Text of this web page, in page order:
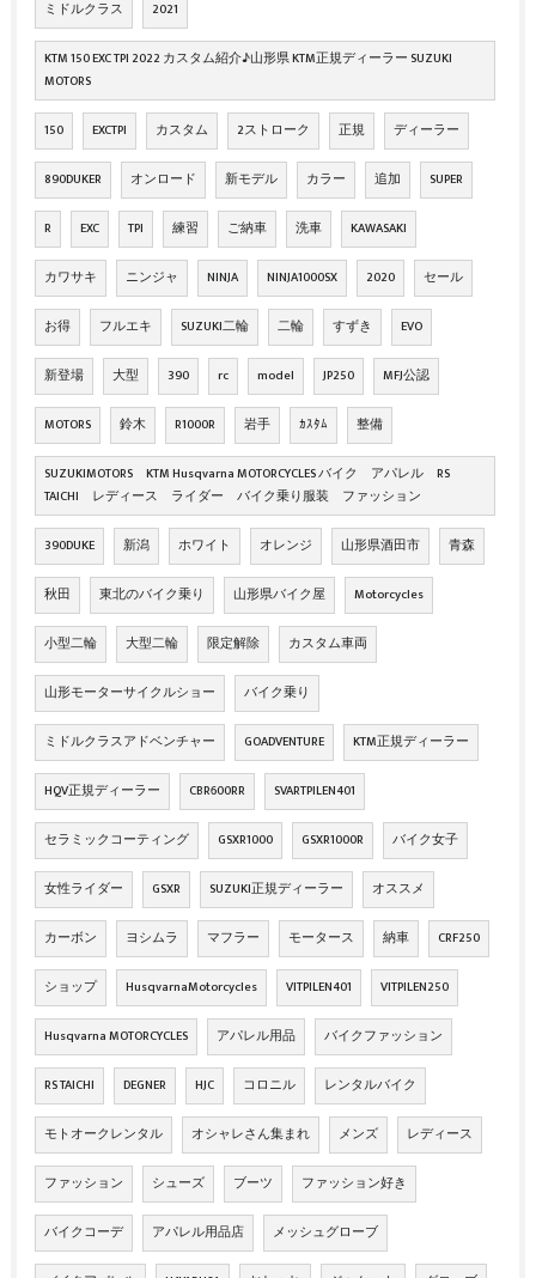
ミドルクラス 2021
KTM 150 EXC TPI 2022 カスタム紹介♪山形県 KTM正規ディーラー SUZUKI
MOTORS
150 EXCTPI カスタム 2ストローク 正規 ディーラー
890DUKER オンロード 新モデル カラー 追加 SUPER
R EXC TPI 練習 ご納車 洗車 KAWASAKI
カワサキ ニンジャ NINJA NINJA1000SX 2020 セール
お得 フルエキ SUZUKI二輪 二輪 すずき EVO
新登場 大型 390 rc model JP250 MFJ公認
MOTORS 鈴木 R1000R 岩手 ｶｽﾀﾑ 整備
SUZUKIMOTORS KTM Husqvarna MOTORCYCLES バイク アパレル RS
TAICHI レディース ライダー バイク乗り服装 ファッション
390DUKE 新潟 ホワイト オレンジ 山形県酒田市 青森
秋田 東北のバイク乗り 山形県バイク屋 Motorcycles
小型二輪 大型二輪 限定解除 カスタム車両
山形モーターサイクルショー バイク乗り
ミドルクラスアドベンチャー GOADVENTURE KTM正規ディーラー
HQV正規ディーラー CBR600RR SVARTPILEN401
セラミックコーティング GSXR1000 GSXR1000R バイク女子
女性ライダー GSXR SUZUKI正規ディーラー オススメ
カーボン ヨシムラ マフラー モータース 納車 CRF250
ショップ HusqvarnaMotorcycles VITPILEN401 VITPILEN250
Husqvarna MOTORCYCLES アパレル用品 バイクファッション
RS TAICHI DEGNER HJC コロニル レンタルバイク
モトオークレンタル オシャレさん集まれ メンズ レディース
ファッション シューズ ブーツ ファッション好き
バイクコーデ アパレル用品店 メッシュグローブ